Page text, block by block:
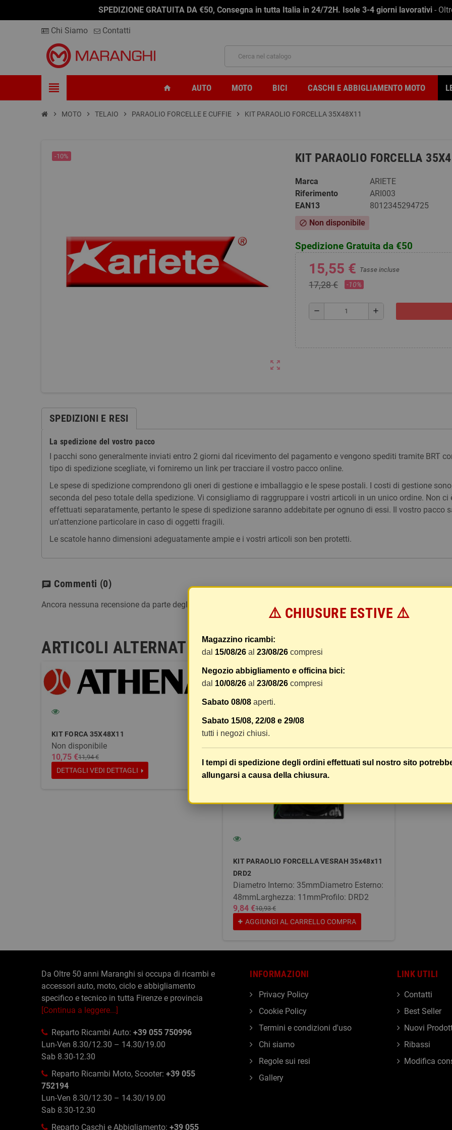
SPEDIZIONE GRATUITA DA €50, Consegna in tutta Italia in 24/72H. Isole 3-4 giorni lavorativi -
Chi Siamo Contatti
view_headline home AUTO MOTO BICI CASCHI E ABBIGLIAMENTO MOTO
chevron_right MOTO chevron_right TELAIO chevron_right PARAOLIO FORCELLE E CUFFIE chevron_right KIT PARAOLIO FORCELLA 35X48X11
zoom_out_map
-10% KIT PARAOLIO FORCELLA
Marca
ARIETE
Riferimento
ARI003
EAN13
8012345294725
block Non disponibile
Spedizione Gratuita da €50
15,55 € Tasse incluse
17,28 € -10%
remove add
SPEDIZIONI E RESI
La spedizione del vostro pacco
I pacchi sono generalmente inviati entro 2 giorni dal ricevimento del pagamento e vengono spediti tramite BRT
tipo di spedizione scegliate, vi forniremo un link per tracciare il vostro pacco online.
Le spese di spedizione comprendono gli oneri di gestione e imballaggio e le spese postali. I costi di gestione
seconda del peso totale della spedizione. Vi consigliamo di raggruppare i vostri articoli in un unico ordine. Non
effettuati separatamente, pertanto le spese di spedizione saranno addebitate per ognuno di essi. Il vostro pacco
un'attenzione particolare in caso di oggetti fragili.
Le scatole hanno dimensioni adeguatamente ampie e i vostri articoli son ben protetti.
chat Commenti (0)
Ancora nessuna recensione da parte degli utenti.
ARTICOLI ALTERNATIVI
KIT FORCA 35X48X11
Non disponibile
10,75 €11,94 €
DETTAGLI VEDI DETTAGLI
KIT PARAOLIO FORCELLA VESRAH 35x48x11
DRD2
Diametro Interno: 35mmDiametro Esterno:
48mmLarghezza: 11mmProfilo: DRD2
9,84 €10,93 €
AGGIUNGI AL CARRELLO COMPRA
⚠️ CHIUSURE ESTIVE ⚠️
Magazzino ricambi:
dal 15/08/26 al 23/08/26 compresi
Negozio abbigliamento e officina bici:
dal 10/08/26 al 23/08/26 compresi
Sabato 08/08 aperti.
Sabato 15/08, 22/08 e 29/08
tutti i negozi chiusi.
I tempi di spedizione degli ordini effettuati sul nostro sito
allungarsi a causa della chiusura.
Da Oltre 50 anni Maranghi si occupa di ricambi e
accessori auto, moto, ciclo e abbigliamento
specifico e tecnico in tutta Firenze e provincia
[Continua a leggere...]
Reparto Ricambi Auto: +39 055 750996
Lun-Ven 8.30/12.30 – 14.30/19.00
Sab 8.30-12.30
Reparto Ricambi Moto, Scooter: +39 055
752194
Lun-Ven 8.30/12.30 – 14.30/19.00
Sab 8.30-12.30
Reparto Caschi e Abbigliamento: +39 055
LINK UTILI
Contatti
Best Seller
Nuovi
Ribassi
Modifica
INFORMAZIONI
Privacy Policy
Cookie Policy
Termini e condizioni d'uso
Chi siamo
Regole sui resi
Gallery